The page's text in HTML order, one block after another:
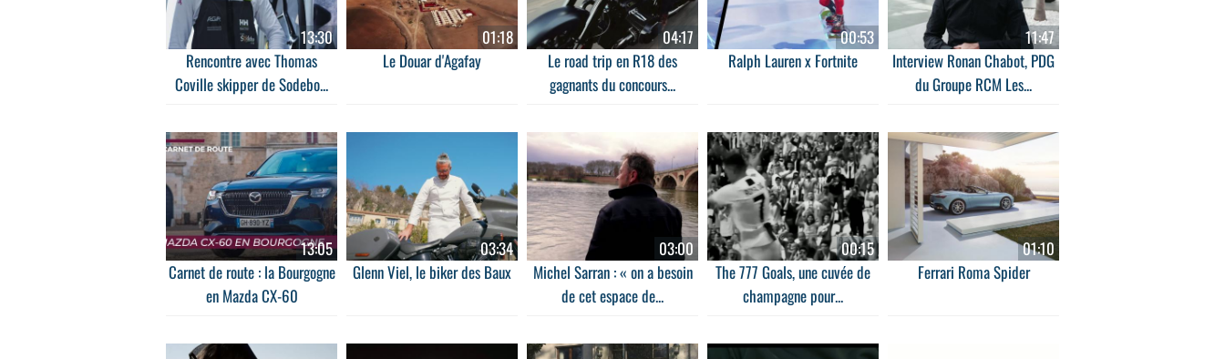
13:30
Rencontre avec Thomas
Coville skipper de Sodebo...
01:18
Le Douar d'Agafay
04:17
Le road trip en R18 des
gagnants du concours...
00:53
Ralph Lauren x Fortnite
11:47
Interview Ronan Chabot, PDG
du Groupe RCM Les...
13:05
Carnet de route : la Bourgogne
en Mazda CX-60
03:34
Glenn Viel, le biker des Baux
03:00
Michel Sarran : « on a besoin
de cet espace de...
00:15
The 777 Goals, une cuvée de
champagne pour...
01:10
Ferrari Roma Spider